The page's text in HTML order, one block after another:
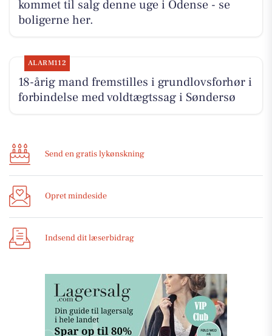
kommet til salg denne uge i Odense - se
boligerne her.
ALARM112
18-årig mand fremstilles i grundlovsforhør i
forbindelse med voldtægtssag i Søndersø
Send en gratis lykønskning
Opret mindeside
Indsend dit læserbidrag